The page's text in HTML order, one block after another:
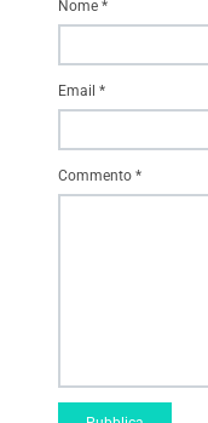
Commento *
Nome *
Email *